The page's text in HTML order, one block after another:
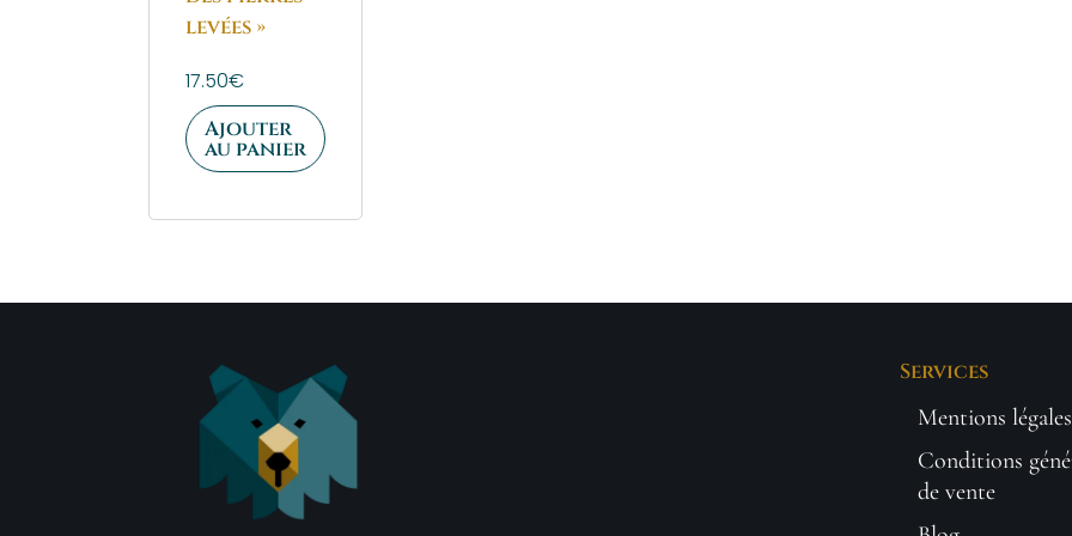
levées »
17.50€
Ajouter
au panier
Services
Mentions légales
Conditions
de vente